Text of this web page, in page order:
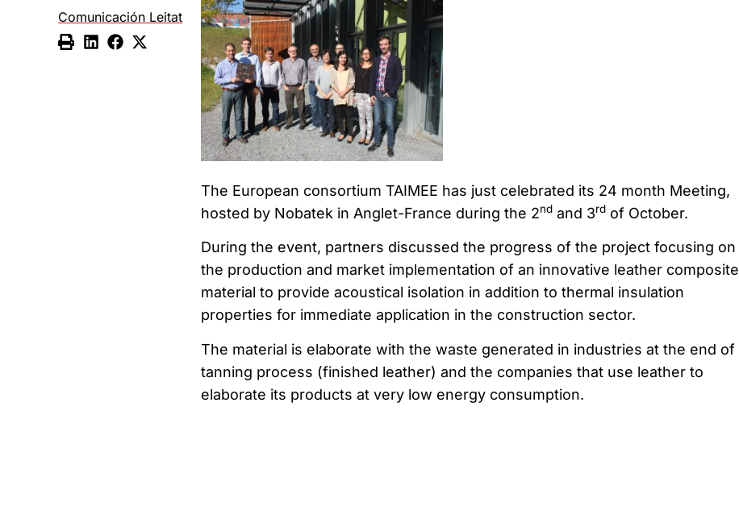
Comunicación Leitat
The European consortium TAIMEE has just celebrated its 24 month Meeting,
hosted by Nobatek in Anglet-France during the 2ndand 3rdof October.
During the event, partners discussed the progress of the project focusing on
the production and market implementation of an innovative leather composite
material to provide acoustical isolation in addition to thermal insulation
properties for immediate application in the construction sector.
The material is elaborate with the waste generated in industries at the end of
tanning process (finished leather) and the companies that use leather to
elaborate its products at very low energy consumption.